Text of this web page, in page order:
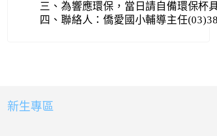
三、 為響應環保，當日請自備環保杯
四、 聯絡人：僑愛國小輔導主任
新生專區